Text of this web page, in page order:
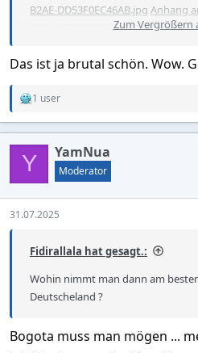
B2AE-DD53F0EC46AB.jpg Anhang
41B0-AFD6-0EA8221A8CD9.jpg
810F955F-1743-4D16-9D78-
Anhang anzeigen 1BAA5F17-0C97-
942A-86A66AECE670.jpgAnhang
4A8B-A79A-206AD30035E7.jpg
Das reizt mich persönlich mehr als
Grad im Schatten :)
Zum Vergrößern
Das ist ja brutal schön. Wow.
R
c
o
:
1 user
Y YamNua
Moderator
31.07.2025
Fidirallala hat gesagt.:
Wohin nimmt man dann am
Deutscheland ?
Bogota muss man mögen ...